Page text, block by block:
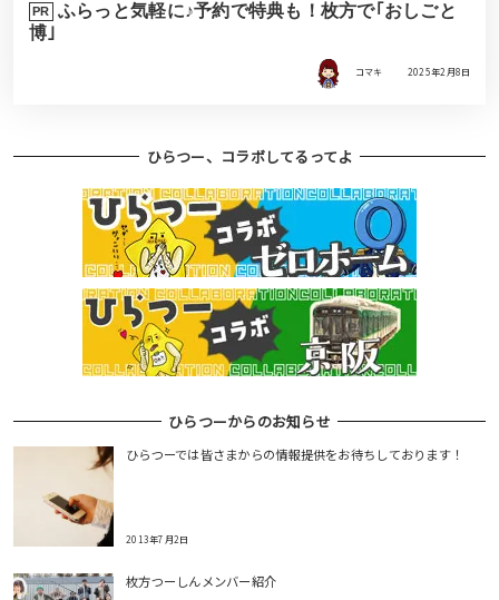
PR
ふらっと気軽に♪予約で特典も！枚方で｢おしごと
博｣
コマキ 2025年2月8日
ひらつー、コラボしてるってよ
ひらつーからのお知らせ
ひらつーでは皆さまからの情報提供をお待ちしております！
2013年7月2日
枚方つーしんメンバー紹介